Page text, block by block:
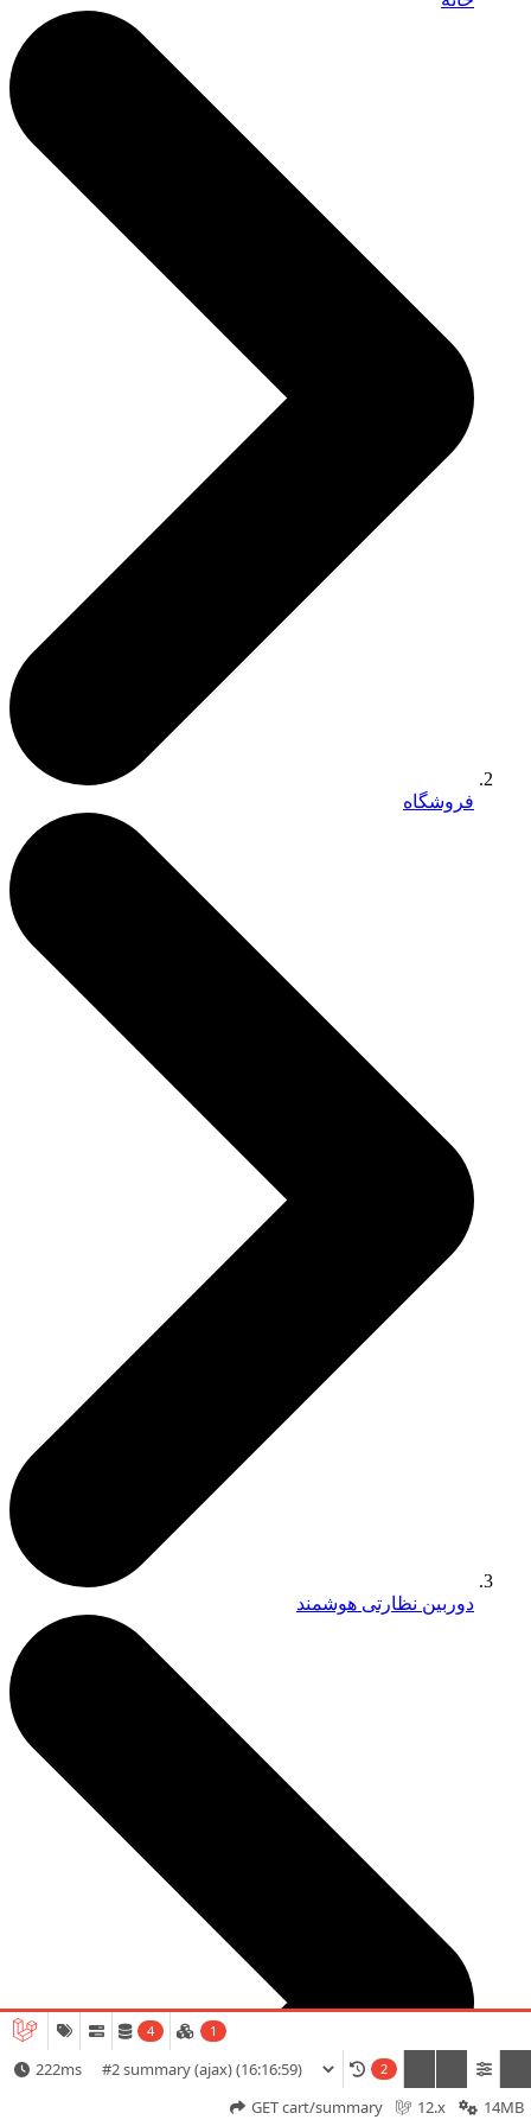
فروشگاه
دوربین نظارتی هوشمند
4 1
2
222ms
14MB
12.x
GET cart/summary